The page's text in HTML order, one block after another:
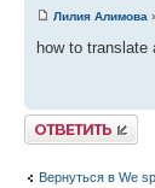
Лилия Алимова
how to
Ответить
Вернуться в We